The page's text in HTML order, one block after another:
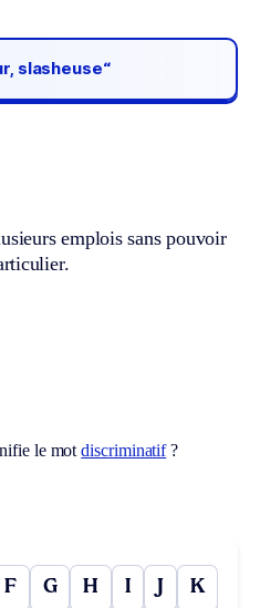
slasheuse“
emplois sans pouvoir
le motdiscriminatif?
F G H I J K